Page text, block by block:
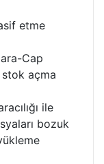
etme
Cap
açma
ile
bozuk